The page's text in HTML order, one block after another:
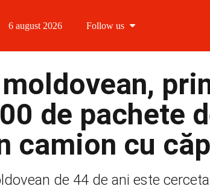
6 august 2026 Follow us
Follow us on Twitter
de pachete
camion cu
de 44 de ani este